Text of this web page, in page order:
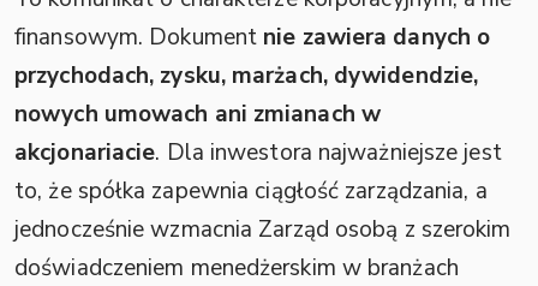
finansowym. Dokument nie zawiera danych o
przychodach, zysku, marżach, dywidendzie,
nowych umowach ani zmianach w
akcjonariacie. Dla inwestora najważniejsze jest
to, że spółka zapewnia ciągłość zarządzania, a
jednocześnie wzmacnia Zarząd osobą z szerokim
doświadczeniem menedżerskim w branżach